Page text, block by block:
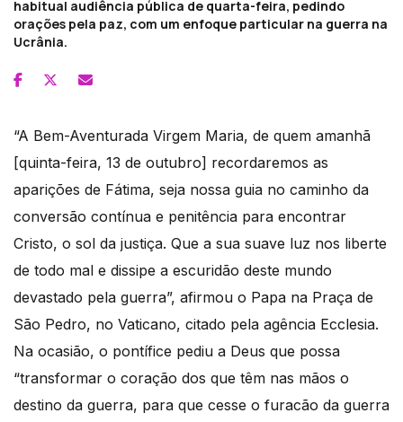
habitual audiência pública de quarta-feira, pedindo
orações pela paz, com um enfoque particular na guerra na
Ucrânia.
“A Bem-Aventurada Virgem Maria, de quem amanhã
[quinta-feira, 13 de outubro] recordaremos as
aparições de Fátima, seja nossa guia no caminho da
conversão contínua e penitência para encontrar
Cristo, o sol da justiça. Que a sua suave luz nos liberte
de todo mal e dissipe a escuridão deste mundo
devastado pela guerra”, afirmou o Papa na Praça de
São Pedro, no Vaticano, citado pela agência Ecclesia.
Na ocasião, o pontífice pediu a Deus que possa
“transformar o coração dos que têm nas mãos o
destino da guerra, para que cesse o furacão da guerra